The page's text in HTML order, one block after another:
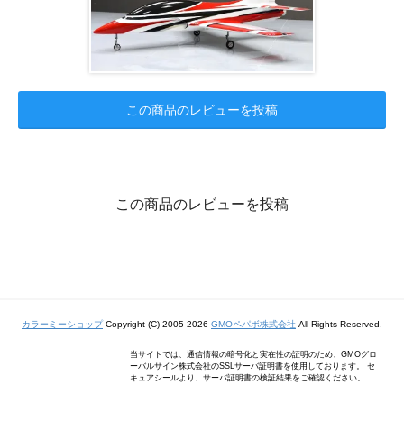
この商品のレビューを投稿
この商品のレビューを投稿
カラーミーショップCopyright (C) 2005-2026 GMOペパボ株式会社 All Rights Reserved.
当サイトでは、通信情報の暗号化と実在性の証明のため、GMOグロ
ーバルサイン株式会社のSSLサーバ証明書を使用しております。 セ
キュアシールより、サーバ証明書の検証結果をご確認ください。